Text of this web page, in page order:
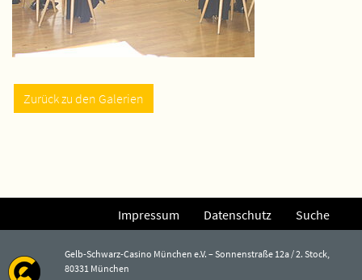
Zurück zu den Galerien
Impressum Datenschutz Suche
Gelb-Schwarz-Casino München e.V. – Sonnenstraße 12a / 2. Stock,
80331 München